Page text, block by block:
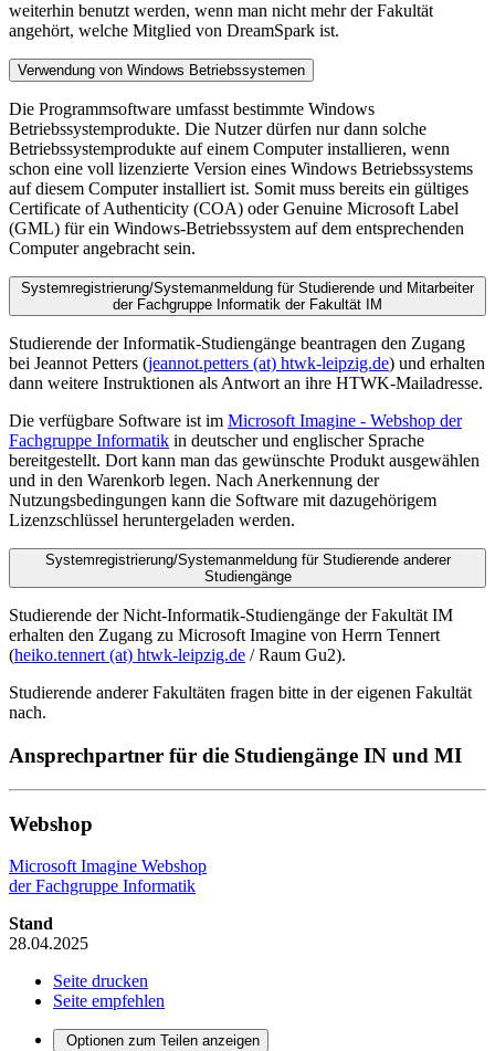
weiterhin benutzt werden, wenn man nicht mehr der Fakultät
angehört, welche Mitglied von DreamSpark ist.
Verwendung von Windows Betriebssystemen
Die Programmsoftware umfasst bestimmte Windows
Betriebssystemprodukte. Die Nutzer dürfen nur dann solche
Betriebssystemprodukte auf einem Computer installieren, wenn
schon eine voll lizenzierte Version eines Windows Betriebssystems
auf diesem Computer installiert ist. Somit muss bereits ein gültiges
Certificate of Authenticity (COA) oder Genuine Microsoft Label
(GML) für ein Windows-Betriebssystem auf dem entsprechenden
Computer angebracht sein.
Systemregistrierung/Systemanmeldung für Studierende und Mitarbeiter
der Fachgruppe Informatik der Fakultät IM
Studierende der Informatik-Studiengänge beantragen den Zugang
bei Jeannot Petters (jeannot.petters (at) htwk-leipzig.de) und erhalten
dann weitere Instruktionen als Antwort an ihre HTWK-Mailadresse.
Die verfügbare Software ist im Microsoft Imagine - Webshop der
Fachgruppe Informatik in deutscher und englischer Sprache
bereitgestellt. Dort kann man das gewünschte Produkt ausgewählen
und in den Warenkorb legen. Nach Anerkennung der
Nutzungsbedingungen kann die Software mit dazugehörigem
Lizenzschlüssel heruntergeladen werden.
Systemregistrierung/Systemanmeldung für Studierende anderer
Studiengänge
Studierende der Nicht-Informatik-Studiengänge der Fakultät IM
erhalten den Zugang zu Microsoft Imagine von Herrn Tennert
(heiko.tennert (at) htwk-leipzig.de / Raum Gu2).
Studierende anderer Fakultäten fragen bitte in der eigenen Fakultät
nach.
Ansprechpartner für die Studiengänge IN und MI
Webshop
Microsoft Imagine Webshop
der Fachgruppe Informatik
Stand
28.04.2025
Seite drucken
Seite empfehlen
Optionen zum Teilen anzeigen